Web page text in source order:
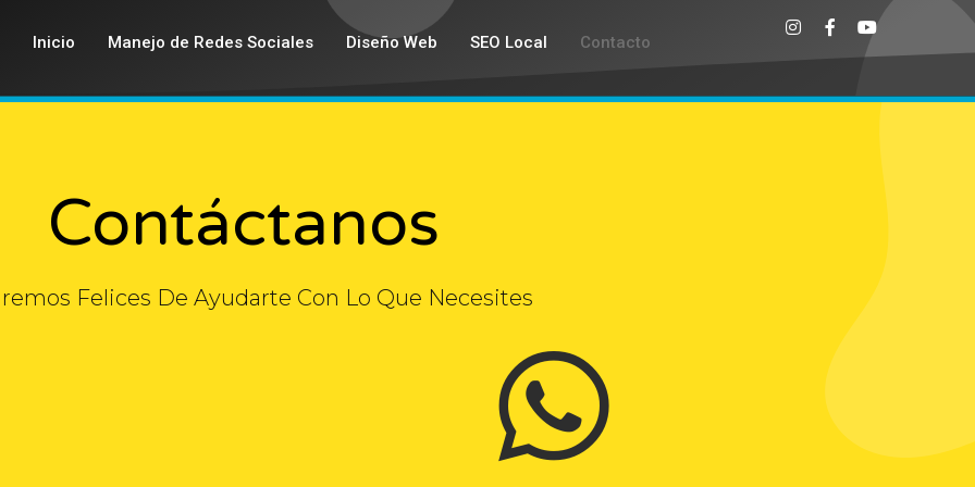
Inicio Manejo de Redes Sociales Diseño Web SEO Local Contacto
Contáctanos
Felices De Ayudarte Con Lo Que Necesites